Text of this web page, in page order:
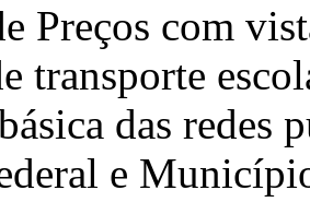
Preços com
transporte
das redes
e